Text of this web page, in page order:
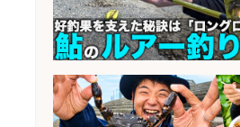
長候補/旬と手作りにこ
なの価値を上げ、地域を
候補募集
会社名 博多 華吉 博多 華吉